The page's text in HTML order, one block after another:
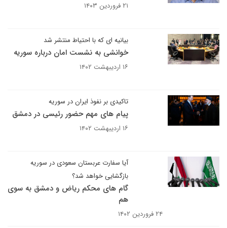
۲۱ فروردین ۱۴۰۳
بیانیه ای که با احتیاط منتشر شد
خوانشی به نشست امان درباره سوریه
۱۶ اردیبهشت ۱۴۰۲
تاکیدی بر نفوذ ایران در سوریه
پیام های مهم حضور رئیسی در دمشق
۱۶ اردیبهشت ۱۴۰۲
آیا سفارت عربستان سعودی در سوریه
بازگشایی خواهد شد؟
گام های محکم ریاض و دمشق به سوی
هم
۲۴ فروردین ۱۴۰۲